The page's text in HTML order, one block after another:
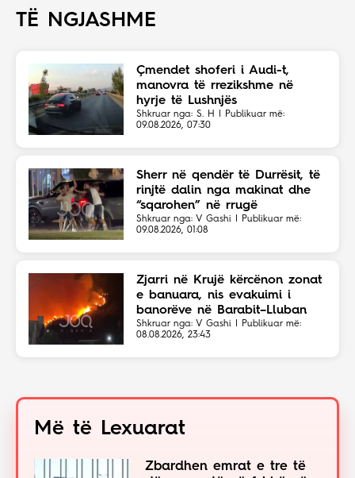
TË NGJASHME
Çmendet shoferi i Audi-t,
manovra të rrezikshme në
hyrje të Lushnjës
Shkruar nga: S. H | Publikuar më:
09.08.2026, 07:30
Sherr në qendër të Durrësit, të
rinjtë dalin nga makinat dhe
“sqarohen” në rrugë
Shkruar nga: V Gashi | Publikuar më:
09.08.2026, 01:08
Zjarri në Krujë kërcënon zonat
e banuara, nis evakuimi i
banorëve në Barabit–Lluban
Shkruar nga: V Gashi | Publikuar më:
08.08.2026, 23:43
Më të Lexuarat
Zbardhen emrat e tre të